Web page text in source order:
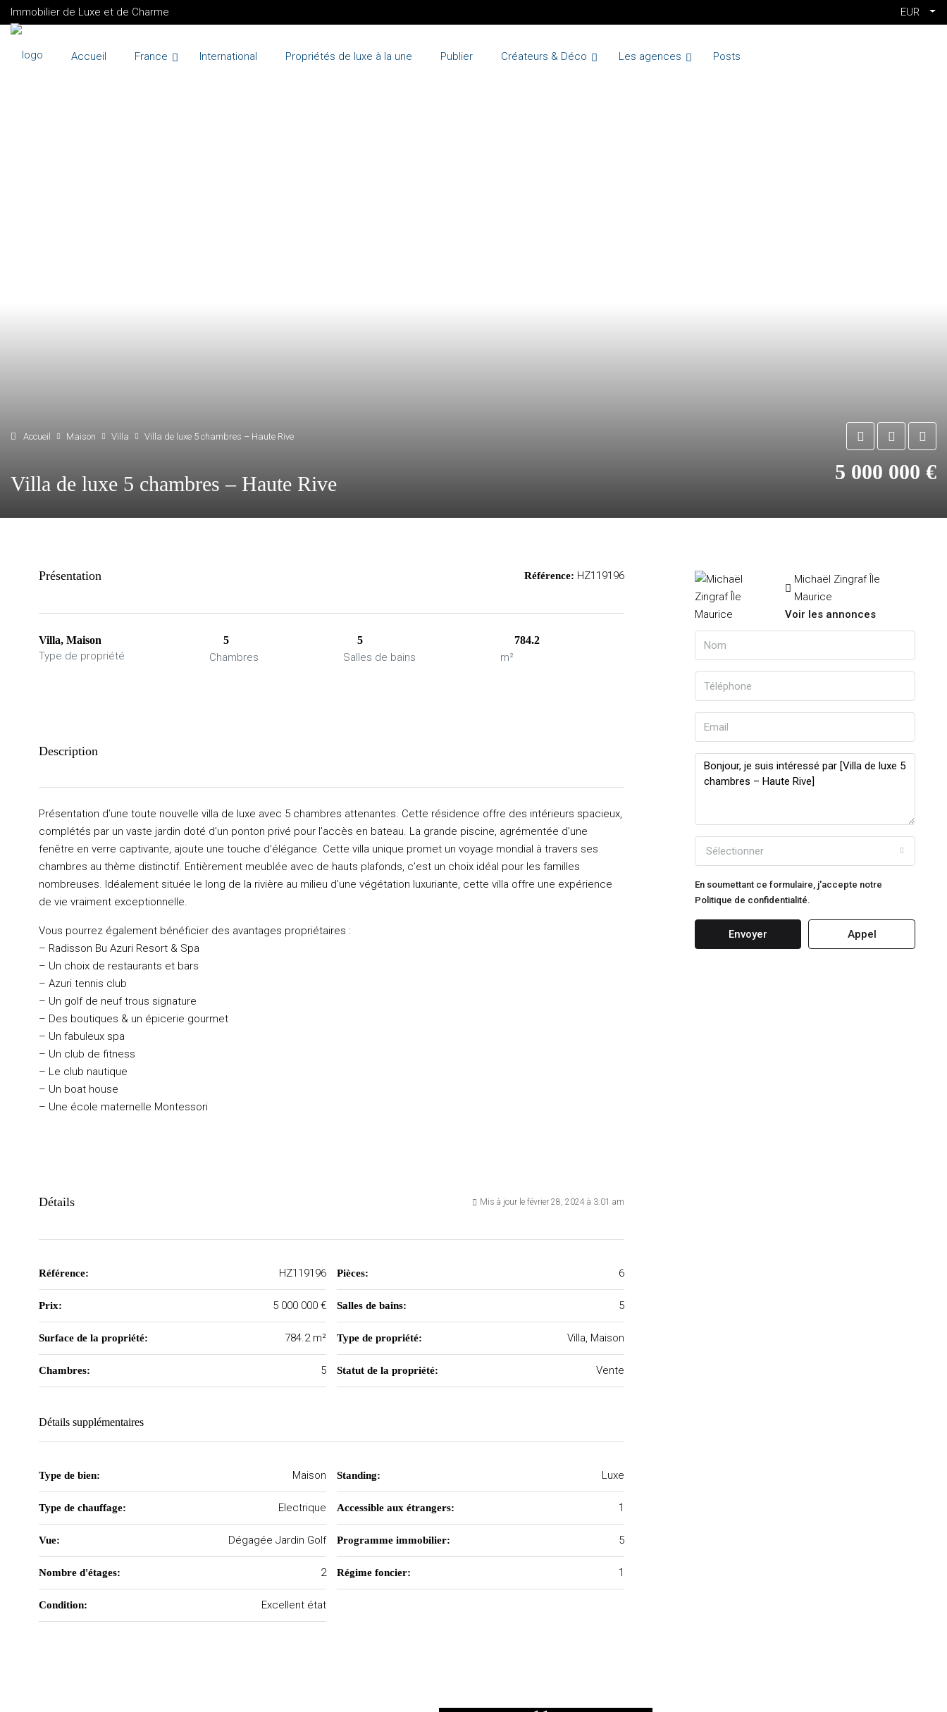
Immobilier de Luxe et de Charme EUR
Accueil France International Propriétés de luxe à la une Publier Créateurs & Déco Les agences Posts
Accueil Maison Villa Villa de luxe 5 chambres – Haute Rive
Villa de luxe 5 chambres – Haute Rive
5 000 000 €
Présentation Référence: HZ119196
Villa, Maison
Type de propriété
5
Chambres
5
Salles de bains
784.2
m²
Description
Présentation d’une toute nouvelle villa de luxe avec 5 chambres attenantes. Cette résidence offre des intérieurs spacieux,
complétés par un vaste jardin doté d’un ponton privé pour l’accès en bateau. La grande piscine, agrémentée d’une
fenêtre en verre captivante, ajoute une touche d’élégance. Cette villa unique promet un voyage mondial à travers ses
chambres au thème distinctif. Entièrement meublée avec de hauts plafonds, c’est un choix idéal pour les familles
nombreuses. Idéalement située le long de la rivière au milieu d’une végétation luxuriante, cette villa offre une expérience
de vie vraiment exceptionnelle.
Vous pourrez également bénéficier des avantages propriétaires :
– Radisson Bu Azuri Resort & Spa
– Un choix de restaurants et bars
– Azuri tennis club
– Un golf de neuf trous signature
– Des boutiques & un épicerie gourmet
– Un fabuleux spa
– Un club de fitness
– Le club nautique
– Un boat house
– Une école maternelle Montessori
Détails Mis à jour le février 28, 2024 à 3:01 am
Référence: HZ119196
Prix: 5 000 000 €
Surface de la propriété: 784.2 m²
Chambres: 5
Pièces: 6
Salles de bains: 5
Type de propriété: Villa, Maison
Statut de la propriété: Vente
Détails supplémentaires
Type de bien: Maison
Type de chauffage: Electrique
Vue: Dégagée Jardin Golf
Nombre d'étages: 2
Condition: Excellent état
Standing: Luxe
Accessible aux étrangers: 1
Programme immobilier: 5
Régime foncier: 1
Michaël Zingraf Île
Maurice
Voir les annonces
Sélectionner
En soumettant ce formulaire, j'accepte notre
Politique de confidentialité.
Envoyer Appel